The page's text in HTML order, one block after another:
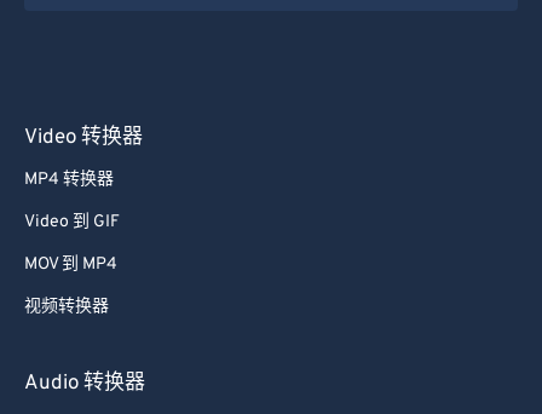
Video 转换器
MP4 转换器
Video 到 GIF
MOV 到 MP4
视频转换器
Audio 转换器